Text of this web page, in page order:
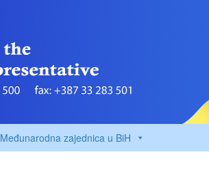
Međunarodna zajednica u BiH